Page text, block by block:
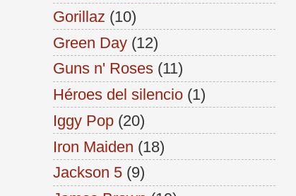
Gorillaz (10)
Green Day (12)
Guns n' Roses (11)
Héroes del silencio (1)
Iggy Pop (20)
Iron Maiden (18)
Jackson 5 (9)